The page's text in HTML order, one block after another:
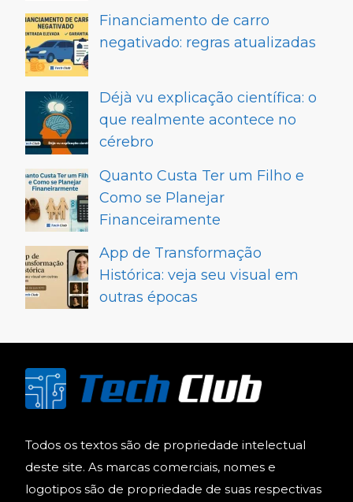
Financiamento de carro
negativado: regras atualizadas
Déjà vu explicação científica: o
que realmente acontece no
cérebro
Quanto Custa Ter um Filho e
Como se Planejar
Financeiramente
App de Transformação
Histórica: veja seu visual em
outras épocas
Todos os textos são de propriedade intelectual
deste site. As marcas comerciais, nomes e
logotipos são de propriedade de suas respectivas